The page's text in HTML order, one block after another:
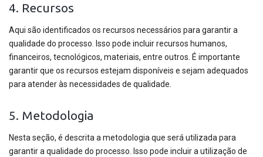
4. Recursos
Aqui são identificados os recursos necessários para garantir a
qualidade do processo. Isso pode incluir recursos humanos,
financeiros, tecnológicos, materiais, entre outros. É importante
garantir que os recursos estejam disponíveis e sejam adequados
para atender às necessidades de qualidade.
5. Metodologia
Nesta seção, é descrita a metodologia que será utilizada para
garantir a qualidade do processo. Isso pode incluir a utilização de